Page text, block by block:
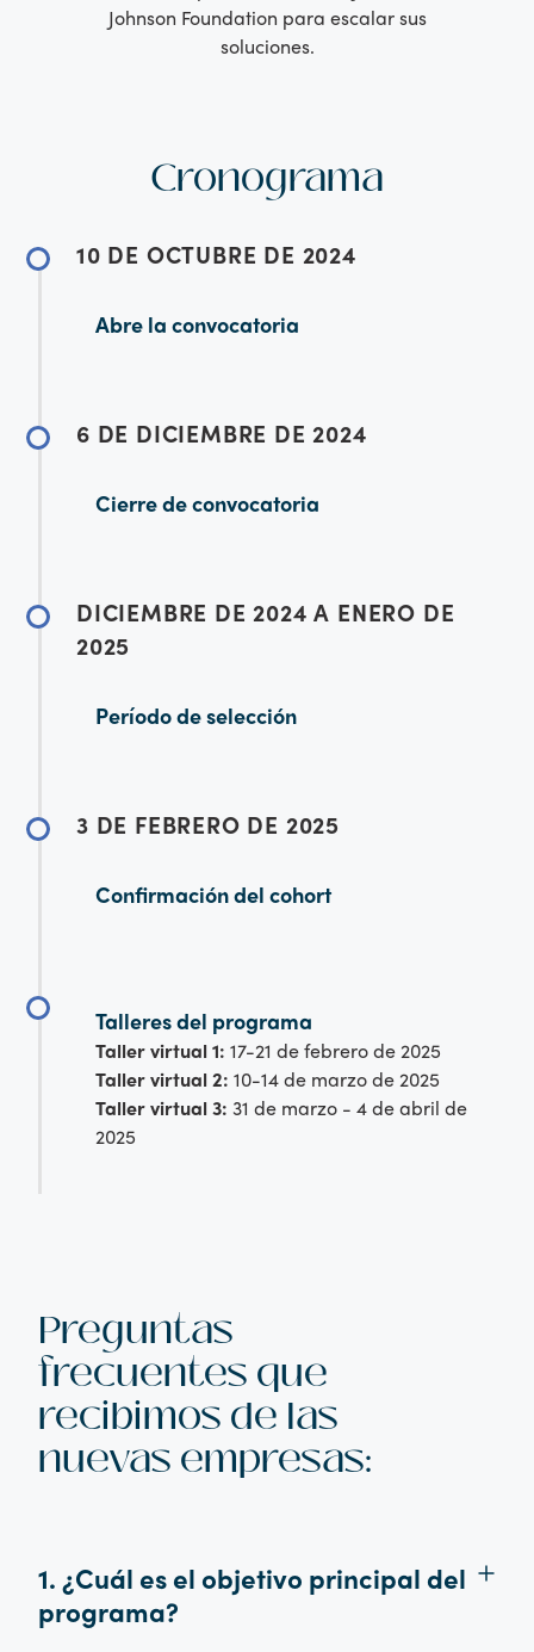
Johnson Foundation para escalar sus
soluciones.
Cronograma
10 DE OCTUBRE DE 2024
Abre la convocatoria
6 DE DICIEMBRE DE 2024
Cierre de convocatoria
DICIEMBRE DE 2024 A ENERO DE
2025
Período de selección
3 DE FEBRERO DE 2025
Confirmación del cohort
Talleres del programa
Taller virtual 1: 17-21 de febrero de 2025
Taller virtual 2: 10-14 de marzo de 2025
Taller virtual 3: 31 de marzo - 4 de abril de
2025
Preguntas
frecuentes que
recibimos de las
nuevas empresas:
1. ¿Cuál es el objetivo principal del
programa?